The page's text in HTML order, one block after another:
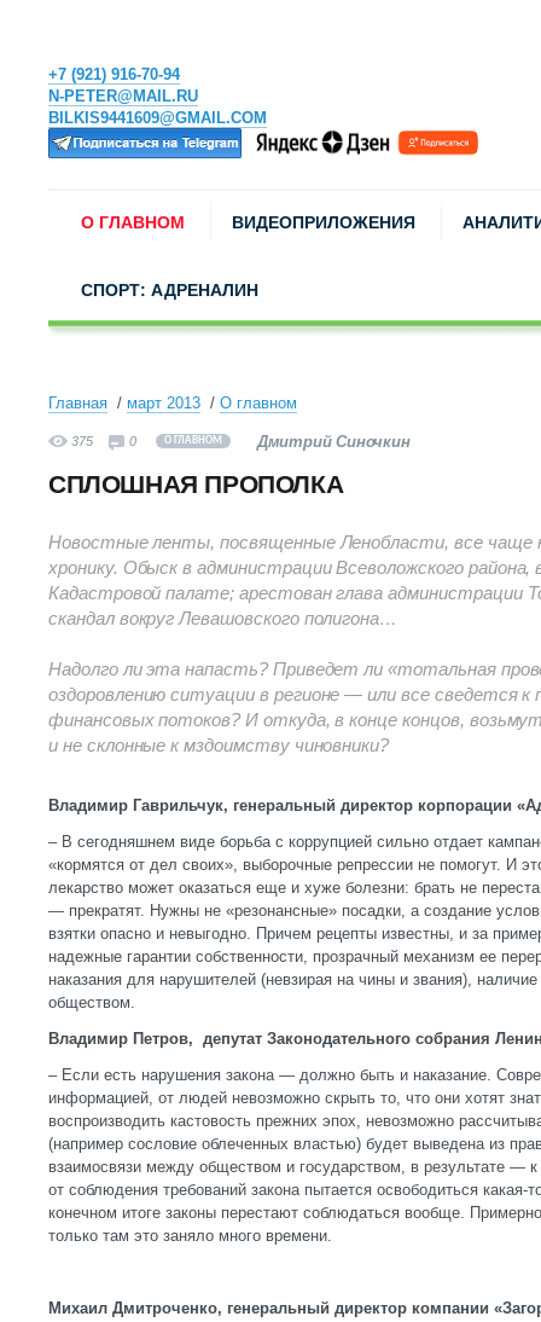
+7 (921) 916-70-94
N-PETER@MAIL.RU
BILKIS9441609@GMAIL.COM
О ГЛАВНОМ ВИДЕОПРИЛОЖЕНИЯ
СПОРТ: АДРЕНАЛИН
Главная март 2013 О главном
375 0 О ГЛАВНОМ Дмитрий Синочкин
СПЛОШНАЯ ПРОПОЛКА
Новостные ленты, посвященные Ленобласти, все чаще
хронику. Обыск в администрации Всеволожского
Кадастровой палате; арестован глава администрации
скандал вокруг Левашовского полигона…
Надолго ли эта напасть? Приведет ли «тотальная
оздоровлению ситуации в регионе — или все сведется к
финансовых потоков? И откуда, в конце концов,
и не склонные к мздоимству чиновники?
Владимир Гаврильчук, генеральный директор корпорации
– В сегодняшнем виде борьба с коррупцией сильно отдает
«кормятся от дел своих», выборочные репрессии не помогут. И
лекарство может оказаться еще и хуже болезни: брать не
— прекратят. Нужны не «резонансные» посадки, а создание
взятки опасно и невыгодно. Причем рецепты известны, и за
надежные гарантии собственности, прозрачный механизм ее
наказания для нарушителей (невзирая на чины и звания),
обществом.
Владимир Петров, депутат Законодательного собрания
– Если есть нарушения закона — должно быть и наказание.
информацией, от людей невозможно скрыть то, что они хотят
воспроизводить кастовость прежних эпох, невозможно
(например сословие облеченных властью) будет выведена из
взаимосвязи между обществом и государством, в результате —
от соблюдения требований закона пытается освободиться какая-
конечном итоге законы перестают соблюдаться вообще.
только там это заняло много времени.
Михаил Дмитроченко, генеральный директор компании